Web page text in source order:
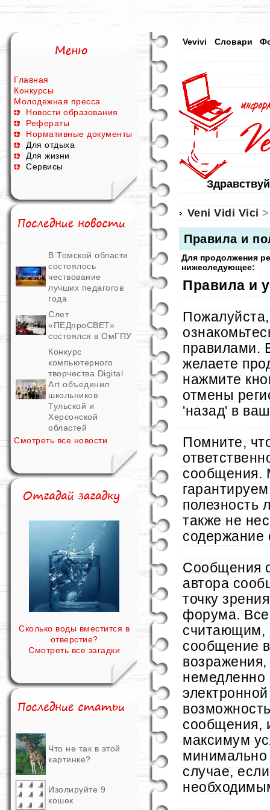
Главная
Конкурсы
Молодежная пресса
Новости образования
Рефераты
Нормативные документы
Для отдыха
Для жизни
Сервисы
В Томской области
состоялось
чествование
лучших педагогов
года
Слет
«ПЕДпроСВЕТ»
состоялся в ОмГПУ
Конкурс
компьютерного
творчества Digital
Art объединил
школьников
Тульской и
Херсонской
областей
Смотреть все новости
Сколько воды вместится в
отверстие?
Смотреть все загадки
Что не так в этой
картинке?
Изолируйте 9
кошек
Vevivi Словари
Veni Vidi Vici
Правила и
Для продолжения
нижеследующее:
Правила и
правилами.
желаете
нажмите
отмены
'назад' в
Помните,
сообщения.
полезность
также не
содержание
Сообщения
автора
точку
форума.
считающим,
сообщение
немедленно
сообщения,
максимум
случае,